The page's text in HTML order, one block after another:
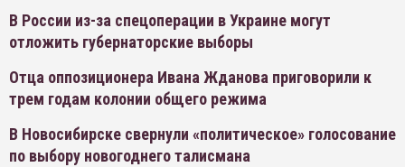
В России из-за спецоперации в Украине могут
отложить губернаторские выборы
Отца оппозиционера Ивана Жданова приговорили к
трем годам колонии общего режима
В Новосибирске свернули «политическое» голосование
по выбору новогоднего талисмана